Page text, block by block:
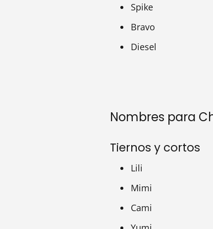
Spike
Bravo
Diesel
Nombres para
Tiernos y cortos
Lili
Mimi
Cami